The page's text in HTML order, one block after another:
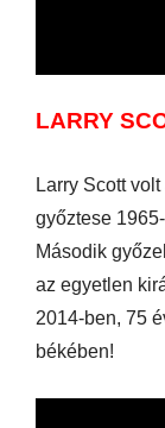
LARRY
Larry Scott
győztese
Második
az egyetlen
2014-ben, 75
békében!